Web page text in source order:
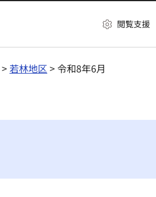
閲覧支援
>若林地区> 令和8年6月